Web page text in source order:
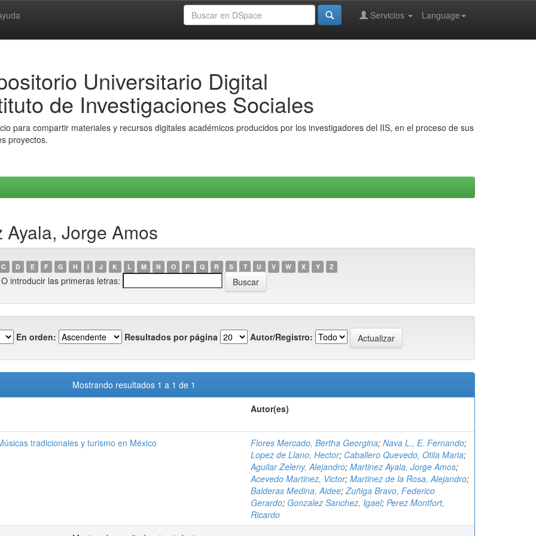
Language
Servicios
Universitario Digital
de Investigaciones Sociales
para compartir materiales y recursos digitales académicos producidos por los investigadores del IIS, en el proceso de sus
proyectos.
Jorge Amos
C D E F G H I J K L M N O P Q R S T U V W X Y Z
O introducir las primeras letras:
En orden: Resultados por página Autor/Registro:
Mostrando resultados 1 a 1 de 1
Autor(es)
tradicionales y turismo en México Flores Mercado, Bertha Georgina; Nava L., E. Fernando;
Lopez de Llano, Hector; Caballero Quevedo, Otila Maria;
Aguilar Zeleny, Alejandro; Martinez Ayala, Jorge Amos;
Acevedo Martinez, Victor; Martinez de la Rosa, Alejandro;
Balderas Medina, Aidee;Zuñiga Bravo, Federico
Gerardo; Gonzalez Sanchez, Igael; Perez Montfort,
Ricardo